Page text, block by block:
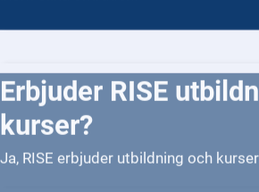
Erbjuder RISE utbildning och
kurser?
Ja, RISE erbjuder utbildning och